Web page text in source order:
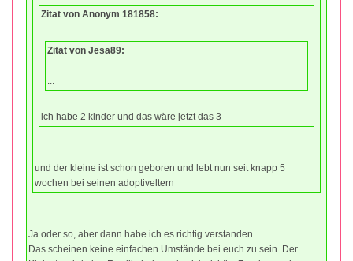
Zitat von Anonym 181858:
Zitat von Jesa89:
ich habe 2 kinder und das wäre jetzt das 3
und der kleine ist schon geboren und lebt nun seit knapp 5
wochen bei seinen adoptiveltern
Ja oder so, aber dann habe ich es richtig verstanden.
Das scheinen keine einfachen Umstände bei euch zu sein. Der